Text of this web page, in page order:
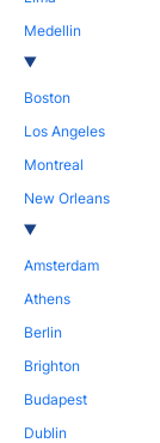
Medellin
Boston
Los Angeles
Montreal
New Orleans
Amsterdam
Athens
Berlin
Brighton
Budapest
Dublin